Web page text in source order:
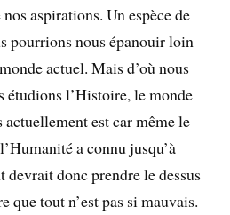
aspirations. Un espèce de
pourrions nous épanouir loin
actuel. Mais d’où nous
étudions l’Histoire, le monde
est car même le
a connu jusqu’à
devrait donc prendre le dessus
que tout n’est pas si mauvais.